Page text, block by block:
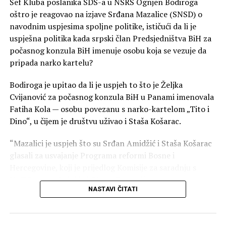
Vraćanje novca od akciza građanima od strane lokalnih
zajednica je neustavno, nelogično i nešto na što niko
dobronamjeran ne bi pozvao, smatra načelnik Istočne
Ilidže Marinko Božović.
„Oni su naučili da lokalne zajednice učine zavisnim, a da
im onda na kašičicu daju neka sredstva. Sada bi da i ono
što po trenutnim zakonima, koji su takođe loši, po
kojima lokalne zajednice dobijaju jako malo, trebali
nečega da se odreknu“, objašnjava Božović.
SNSD više od šest mjeseci u Domu naroda blokira
„Za to što ne žele da urade okrivljuju druge. Pa zato što
oštro je reagovao na izjave Srđana Mazalice (SNSD) o
navodnim uspjesima spoljne politike, ističući da li je
uspješna politika kada srpski član Predsjedništva BiH za
počasnog konzula BiH imenuje osobu koja se vezuje da
pripada narko kartelu?
Bodiroga je upitao da li je uspjeh to što je Željka
Cvijanović za počasnog konzula BiH u Panami imenovala
Fatiha Kola — osobu povezanu s narko-kartelom „Tito i
Dino“, u čijem je društvu uživao i Staša Košarac.
“Mazalici je uspjeh što su Srđan Amidžić i Staša Košarac
glasali za usvajanje Programa reformi Bosne i
NATO-om (u kojoj je i Obren Petrović).
Ukratko, ostao je još samo jedan korak da se otvore
pregovori Bosne i Hercegovine za ulazak u NATO, sve
NASTAVI ČITATI